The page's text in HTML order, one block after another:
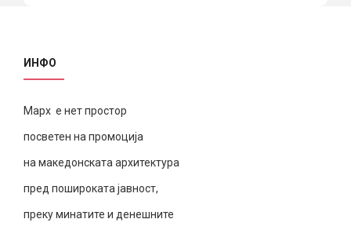
ИНФО
Марх е нет простор
посветен на промоција
на македонската архитектура
пред пошироката јавност,
преку минатите и денешните